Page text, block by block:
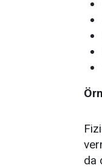
da